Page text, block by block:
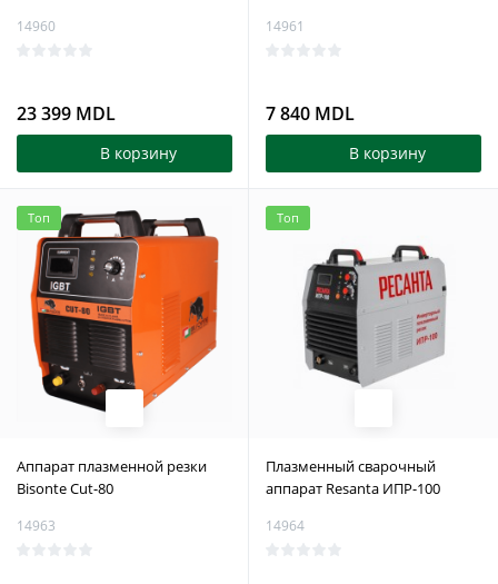
14960
23 399 MDL
В корзину
14961
7 840 MDL
В корзину
Топ
Аппарат плазменной резки
Bisonte Cut-80
14963
Топ
Плазменный сварочный
аппарат Resanta ИПР-100
14964